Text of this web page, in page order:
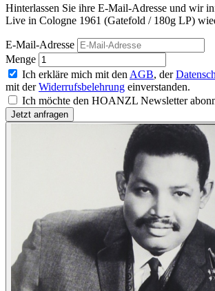
Hinterlassen Sie ihre E-Mail-Adresse und wir
Live in Cologne 1961 (Gatefold / 180g LP)
E-Mail-Adresse
Menge
Ich erkläre mich mit den AGB, der
mit derWiderrufsbelehrung einverstanden.
Ich möchte den HOANZL Newsletter